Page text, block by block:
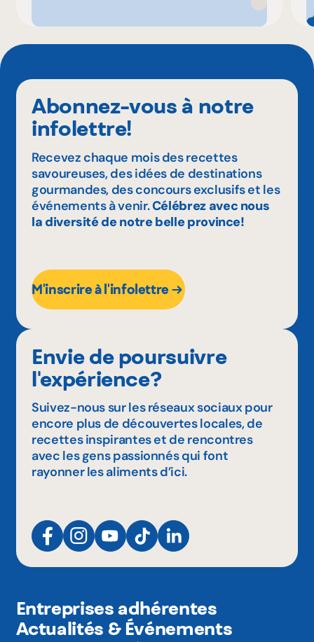
Abonnez-vous à notre
infolettre!
Recevez chaque mois des recettes
savoureuses, des idées de destinations
gourmandes, des concours exclusifs et les
événements à venir.Célébrez avec nous
la diversité de notre belle province!
M'inscrire à l'infolettre
Envie de poursuivre
l'expérience?
Suivez-nous sur les réseaux sociaux pour
encore plus de découvertes locales, de
recettes inspirantes et de rencontres
avec les gens passionnés qui font
rayonner les aliments d’ici.
Entreprises adhérentes
Actualités & Événements